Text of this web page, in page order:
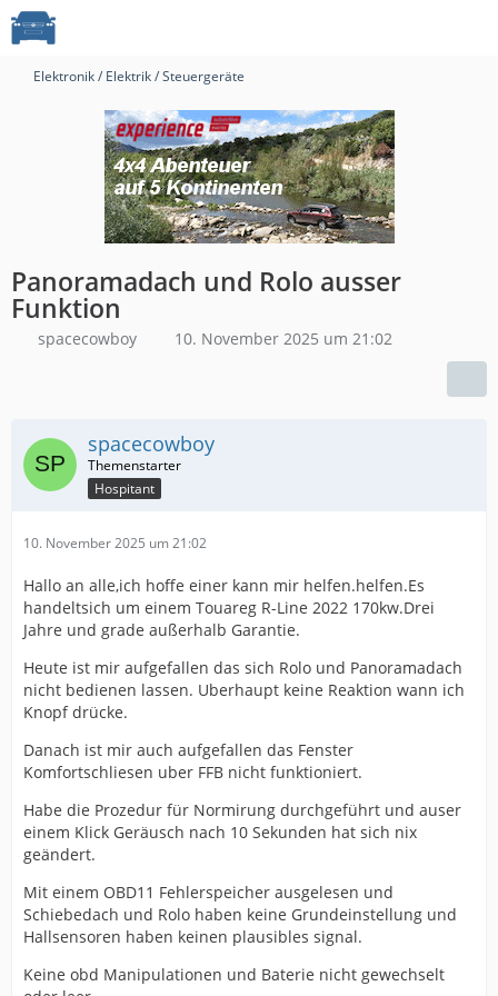
Elektronik / Elektrik / Steuergeräte
Panoramadach und Rolo ausser
Funktion
spacecowboy 10. November 2025 um 21:02
spacecowboy
Hospitant
10. November 2025 um 21:02
Hallo an alle,ich hoffe einer kann mir helfen.helfen.Es
handeltsich um einem Touareg R-Line 2022 170kw.Drei
Jahre und grade außerhalb Garantie.
Heute ist mir aufgefallen das sich Rolo und Panoramadach
nicht bedienen lassen. Uberhaupt keine Reaktion wann ich
Knopf drücke.
Danach ist mir auch aufgefallen das Fenster
Komfortschliesen uber FFB nicht funktioniert.
Habe die Prozedur für Normirung durchgeführt und auser
einem Klick Geräusch nach 10 Sekunden hat sich nix
geändert.
Mit einem OBD11 Fehlerspeicher ausgelesen und
Schiebedach und Rolo haben keine Grundeinstellung und
Hallsensoren haben keinen plausibles signal.
Keine obd Manipulationen und Baterie nicht gewechselt